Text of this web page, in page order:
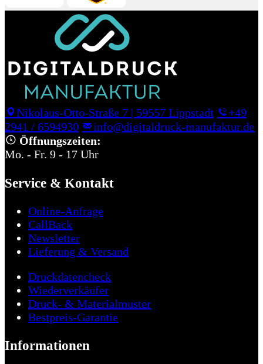
Nikolaus-Otto-Straße 7 | 59557 Lippstadt
+49
2941 / 6594930
info@digitaldruck-manufaktur.de
Öffnungszeiten:
Mo. - Fr. 9 - 17 Uhr
Service & Kontakt
Online-Anfrage
CallBack
Newsletter
Lieferung & Versand
Druckdatencheck
Wiederverkäufer
Druck- & Materialmuster
Bestpreis-Garantie
Informationen